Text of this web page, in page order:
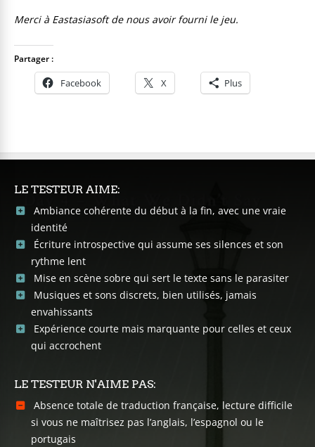
Merci à Eastasiasoft de nous avoir fourni le jeu.
Partager :
Facebook X Plus
LE TESTEUR AIME:
Ambiance cohérente du début à la fin, avec une vraie
identité
Écriture introspective qui assume ses silences et son
rythme lent
Mise en scène sobre qui sert le texte sans le parasiter
Musiques et sons discrets, bien utilisés, jamais
envahissants
Expérience courte mais marquante pour celles et ceux
qui accrochent
LE TESTEUR N'AIME PAS:
Absence totale de traduction française, lecture difficile
si vous ne maîtrisez pas l’anglais, l’espagnol ou le
portugais